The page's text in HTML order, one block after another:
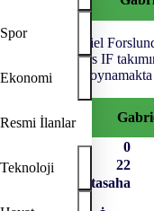
Spor
Ekonomi
Resmi İlanlar
Teknoloji
Futbolcu Gabriel
Forslund Östers IF
pozisyonunda
0
Forma No
22
Ortasaha